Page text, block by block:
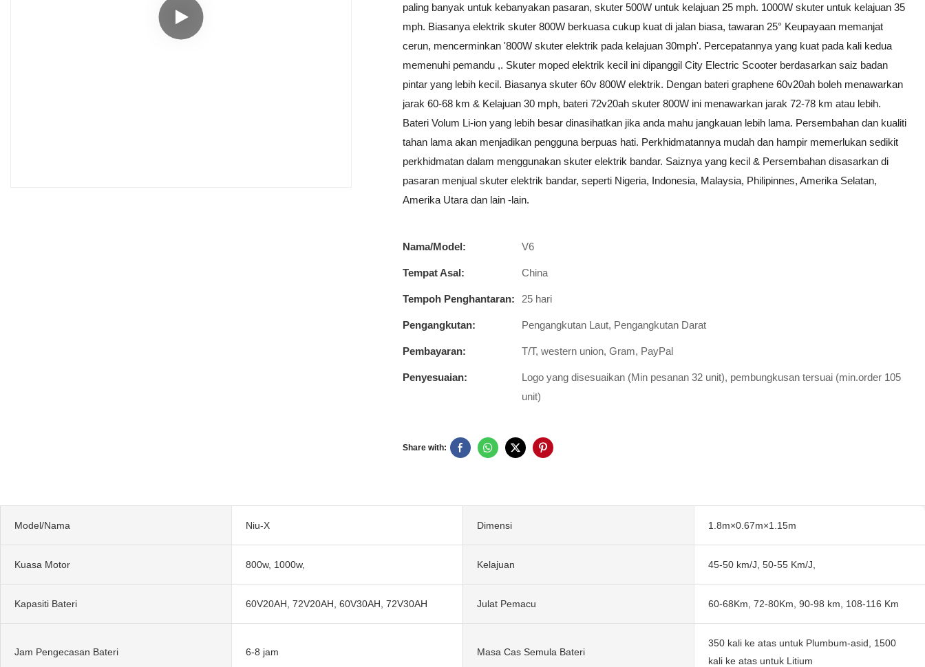
paling banyak untuk kebanyakan pasaran, skuter 500W untuk kelajuan 25 mph. 1000W skuter untuk kelajuan 35
mph. Biasanya elektrik skuter 800W berkuasa cukup kuat di jalan biasa, tawaran 25° Keupayaan memanjat
cerun, mencerminkan '800W skuter elektrik pada kelajuan 30mph'. Percepatannya yang kuat pada kali kedua
memenuhi pemandu ,. Skuter moped elektrik kecil ini dipanggil City Electric Scooter berdasarkan saiz badan
pintar yang lebih kecil. Biasanya skuter 60v 800W elektrik. Dengan bateri graphene 60v20ah boleh menawarkan
jarak 60-68 km & Kelajuan 30 mph, bateri 72v20ah skuter 800W ini menawarkan jarak 72-78 km atau lebih.
Bateri Volum Li-ion yang lebih besar dinasihatkan jika anda mahu jangkauan lebih lama. Persembahan dan kualiti
tahan lama akan menjadikan pengguna berpuas hati. Perkhidmatannya mudah dan hampir memerlukan sedikit
perkhidmatan dalam menggunakan skuter elektrik bandar. Saiznya yang kecil & Persembahan disasarkan di
pasaran menjual skuter elektrik bandar, seperti Nigeria, Indonesia, Malaysia, Philipinnes, Amerika Selatan,
Amerika Utara dan lain -lain.
Nama/Model: V6
Tempat Asal: China
Tempoh Penghantaran: 25 hari
Pengangkutan: Pengangkutan Laut, Pengangkutan Darat
Pembayaran: T/T, western union, Gram, PayPal
Penyesuaian:
Logo yang disesuaikan (Min pesanan 32 unit), pembungkusan tersuai (min.order 105
unit)
Share with:
Model/Nama Niu-X Dimensi 1.8m×0.67m×1.15m
Kuasa Motor 800w, 1000w, Kelajuan 45-50 km/J, 50-55 Km/J,
Kapasiti Bateri 60V20AH, 72V20AH, 60V30AH, 72V30AH Julat Pemacu 60-68Km, 72-80Km, 90-98 km, 108-116 Km
Jam Pengecasan Bateri 6-8 jam Masa Cas Semula Bateri
350 kali ke atas untuk Plumbum-asid, 1500
kali ke atas untuk Litium